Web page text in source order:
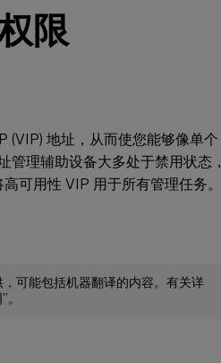
限
(VIP) 地址，从而使您能够像单个
理辅助设备大多处于禁用状态，
可用性 VIP 用于所有管理任务。
可能包括机器翻译的内容。有关详